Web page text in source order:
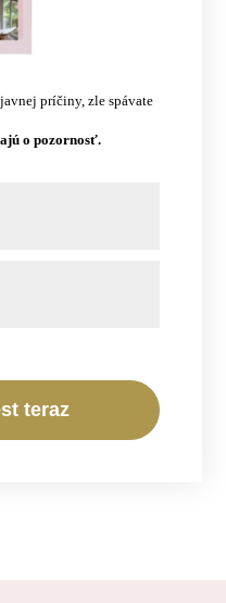
príčiny, zle spávate
o pozornosť.
teraz